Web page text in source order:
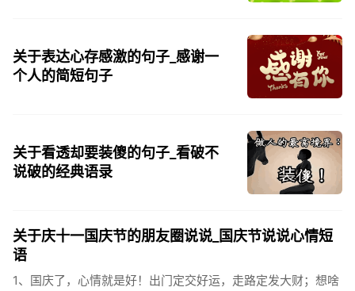
关于表达心存感激的句子_感谢一
个人的简短句子
关于看透却要装傻的句子_看破不
说破的经典语录
关于庆十一国庆节的朋友圈说说_国庆节说说心情短
语
1、国庆了，心情就是好！出门定交好运，走路定发大财；想啥